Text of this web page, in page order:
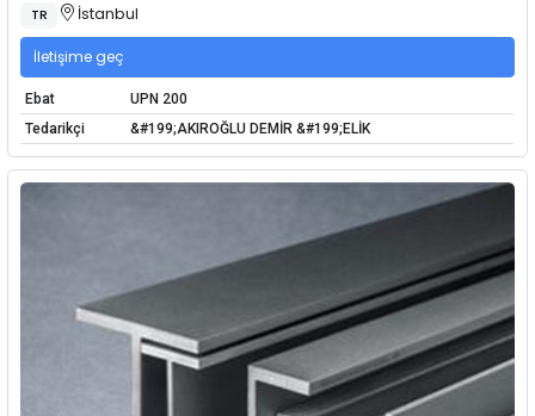
TR İstanbul
İletişime geç
Ebat
UPN 200
Tedarikçi
&#199;AKIROĞLU DEMİR &#199;ELİK